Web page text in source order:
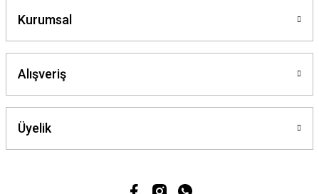
Kurumsal
Alışveriş
Üyelik